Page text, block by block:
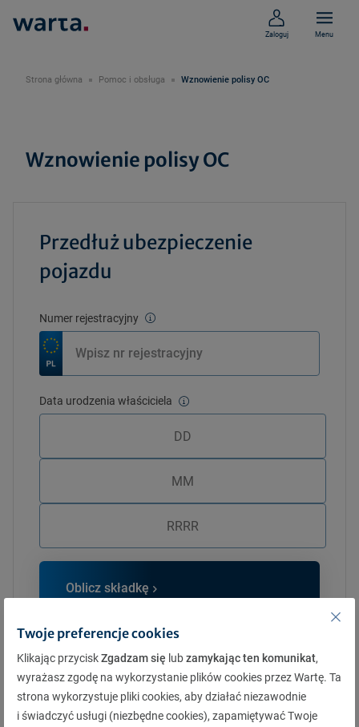
Zaloguj Menu
Strona główna Pomoc i obsługa Wznowienie polisy OC
Wznowienie polisy OC
Przedłuż ubezpieczenie
pojazdu
Numer rejestracyjny
Data urodzenia właściciela
Oblicz składkę
Znajdź Agenta
Używamy reCAPTCHA, by chronić Twoje dane
Prywatność
Warunki
Twoje preferencje cookies
Klikając przyciskZgadzam się lubzamykając ten komunikat,
wyrażasz zgodę na wykorzystanie plików cookies przez Wartę. Ta
strona wykorzystuje pliki cookies, aby działać niezawodnie
i świadczyć usługi (niezbędne cookies), zapamiętywać Twoje